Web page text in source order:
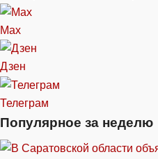
Max
Дзен
Телеграм
Популярное за неделю